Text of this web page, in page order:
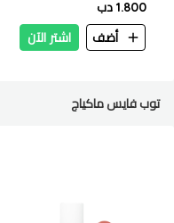
1.800 دب
أضف
اشتر الآن
توب فايس ماكياج